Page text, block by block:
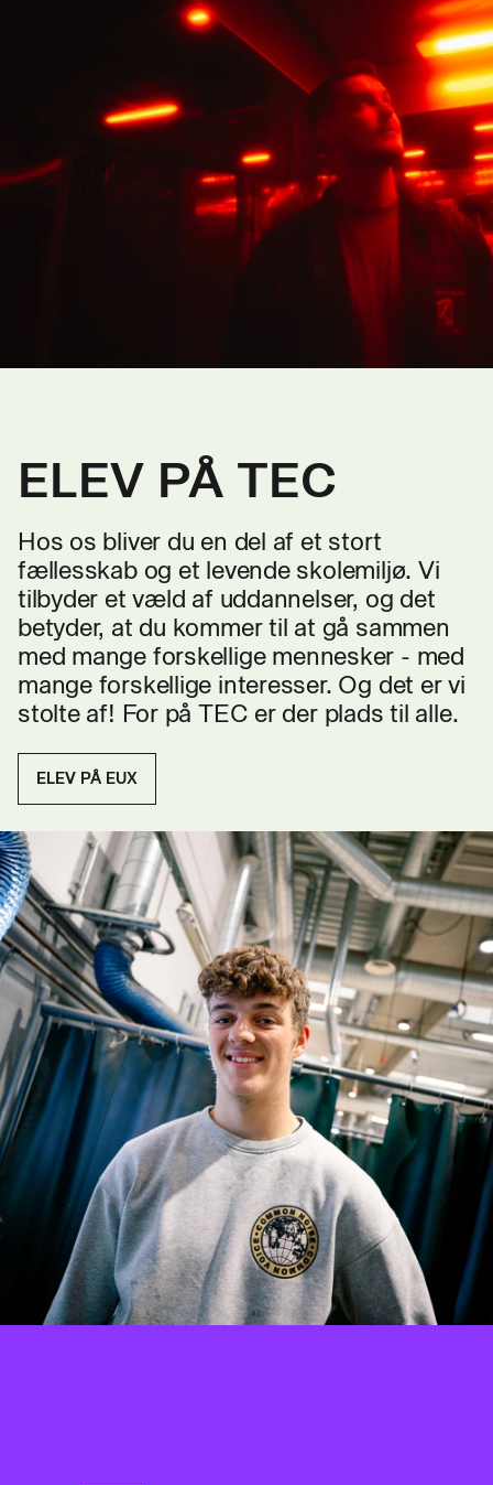
ELEV PÅ TEC
Hos os bliver du en del af et stort
fællesskab og et levende skolemiljø. Vi
tilbyder et væld af uddannelser, og det
betyder, at du kommer til at gå sammen
med mange forskellige mennesker - med
mange forskellige interesser. Og det er vi
stolte af! For på TEC er der plads til alle.
ELEV PÅ EUX